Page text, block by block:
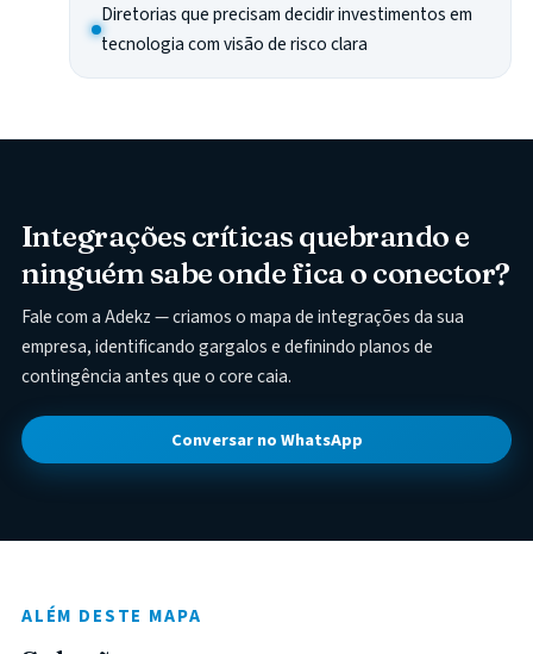
Diretorias que precisam decidir investimentos em
tecnologia com visão de risco clara
Integrações críticas quebrando e
ninguém sabe onde fica o conector?
Fale com a Adekz — criamos o mapa de integrações da sua
empresa, identificando gargalos e definindo planos de
contingência antes que o core caia.
Conversar no WhatsApp
ALÉM DESTE MAPA